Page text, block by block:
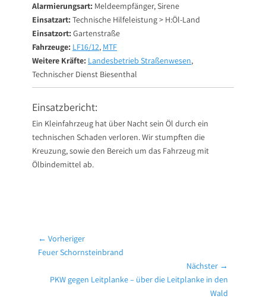
Alarmierungsart: Meldeempfänger, Sirene
Einsatzart: Technische Hilfeleistung > H:Öl-Land
Einsatzort: Gartenstraße
Fahrzeuge: LF16/12, MTF
Weitere Kräfte: Landesbetrieb Straßenwesen,
Technischer Dienst Biesenthal
Einsatzbericht:
Ein Kleinfahrzeug hat über Nacht sein Öl durch ein
technischen Schaden verloren. Wir stumpften die
Kreuzung, sowie den Bereich um das Fahrzeug mit
Ölbindemittel ab.
Beitragsnavigation
← Vorheriger
Vorheriger
Feuer Schornsteinbrand
Nächster →
Nächster
PKW gegen Leitplanke – über die Leitplanke in den
Wald